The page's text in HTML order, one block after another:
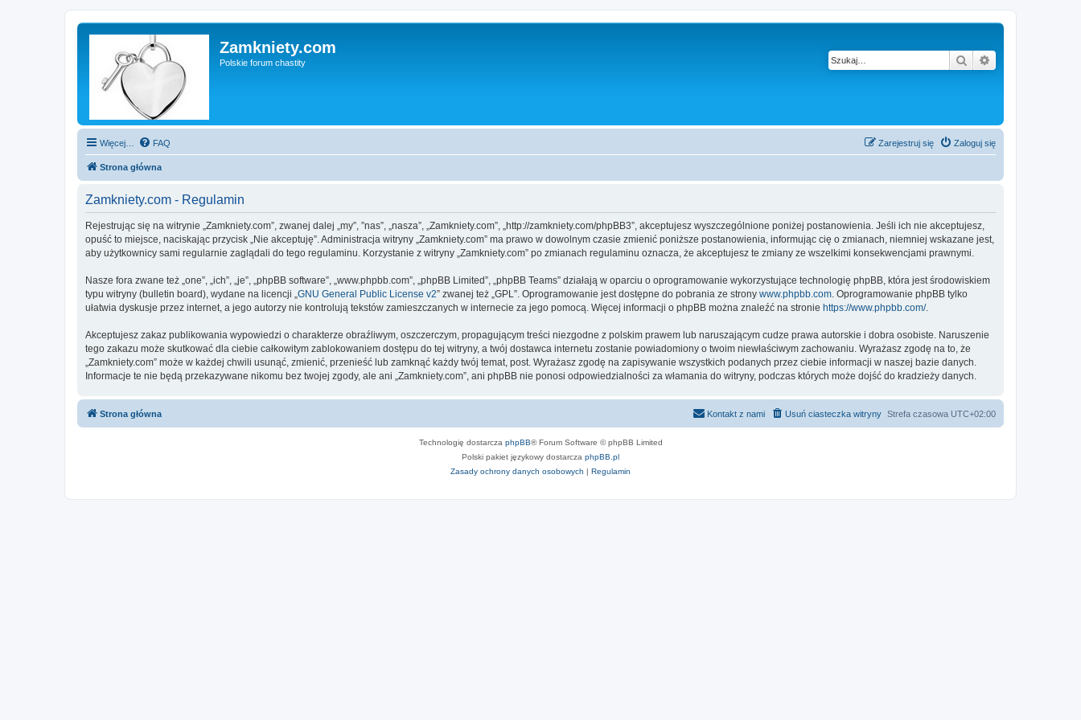
Zamkniety.com
Polskie forum chastity Szukaj
Więcej… FAQ Zaloguj się
Zarejestruj się
Strona główna
Zamkniety.com - Regulamin
Rejestrując się na witrynie „Zamkniety.com”, zwanej dalej „my”, ”nas”, „nasza”, „Zamkniety.com”, „http://zamkniety.com/phpBB3”, akceptujesz wyszczególnione poniżej postanowienia. Jeśli ich nie akceptujesz,
opuść to miejsce, naciskając przycisk „Nie akceptuję”. Administracja witryny „Zamkniety.com” ma prawo w dowolnym czasie zmienić poniższe postanowienia, informując cię o zmianach, niemniej wskazane jest,
aby użytkownicy sami regularnie zaglądali do tego regulaminu. Korzystanie z witryny „Zamkniety.com” po zmianach regulaminu oznacza, że akceptujesz te zmiany ze wszelkimi konsekwencjami prawnymi.
Nasze fora zwane też „one”, „ich”, „je”, „phpBB software”, „www.phpbb.com”, „phpBB Limited”, „phpBB Teams” działają w oparciu o oprogramowanie wykorzystujące technologię phpBB, która jest środowiskiem
typu witryny (bulletin board), wydane na licencji „GNU General Public License v2” zwanej też „GPL”. Oprogramowanie jest dostępne do pobrania ze strony www.phpbb.com. Oprogramowanie phpBB tylko
ułatwia dyskusje przez internet, a jego autorzy nie kontrolują tekstów zamieszczanych w internecie za jego pomocą. Więcej informacji o phpBB można znaleźć na stronie https://www.phpbb.com/.
Akceptujesz zakaz publikowania wypowiedzi o charakterze obraźliwym, oszczerczym, propagującym treści niezgodne z polskim prawem lub naruszającym cudze prawa autorskie i dobra osobiste. Naruszenie
tego zakazu może skutkować dla ciebie całkowitym zablokowaniem dostępu do tej witryny, a twój dostawca internetu zostanie powiadomiony o twoim niewłaściwym zachowaniu. Wyrażasz zgodę na to, że
„Zamkniety.com” może w każdej chwili usunąć, zmienić, przenieść lub zamknąć każdy twój temat, post. Wyrażasz zgodę na zapisywanie wszystkich podanych przez ciebie informacji w naszej bazie danych.
Informacje te nie będą przekazywane nikomu bez twojej zgody, ale ani „Zamkniety.com”, ani phpBB nie ponosi odpowiedzialności za włamania do witryny, podczas których może dojść do kradzieży danych.
Strona główna Strefa czasowa UTC+02:00
Usuń ciasteczka witryny
Kontakt z nami
Technologię dostarcza phpBB® Forum Software © phpBB Limited
Polski pakiet językowy dostarcza phpBB.pl
Zasady ochrony danych osobowych | Regulamin